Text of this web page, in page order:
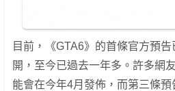
目前，《GTA6》的首條官方預
開，至今已過去一年多。許多網
能會在今年4月發佈，而第三條